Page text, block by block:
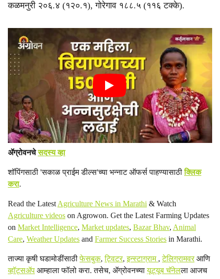
कळमनुरी २०६.४ (१२०.१), गोरेगाव १८८.५ (११६ टक्के).
ॲग्रोवनचेसदस्य व्हा
शॉपिंगसाठी 'सकाळ प्राईम डील्स'च्या भन्नाट ऑफर्स पाहण्यासाठीक्लिक
करा.
Read the Latest Agriculture News in Marathi & Watch
Agriculture videos on Agrowon. Get the Latest Farming Updates
on Market Intelligence, Market updates, Bazar Bhav, Animal
Care, Weather Updates and Farmer Success Stories in Marathi.
ताज्या कृषी घडामोडींसाठीफेसबुक,ट्विटर,इन्स्टाग्राम ,टेलिग्रामवरआणि
व्हॉट्सॲप आम्हाला फॉलो करा. तसेच, ॲग्रोवनच्यायूट्यूब चॅनेलला आजच